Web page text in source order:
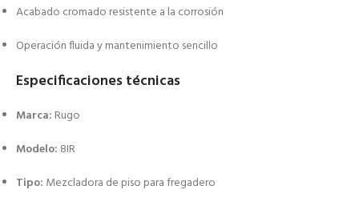
Acabado cromado resistente a la corrosión
Operación fluida y mantenimiento sencillo
Especificaciones técnicas
Marca: Rugo
Modelo: 8IR
Tipo: Mezcladora de piso para fregadero